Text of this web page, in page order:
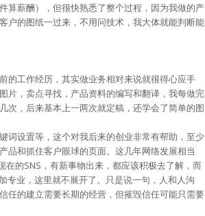
算薪酬），但很快熟悉了整个过程，因为我做的产
户的图纸一过来，不用问技术，我大体就能判断能
的工作经历，其实做业务相对来说就很得心应手
片，卖点寻找，产品资料的编写和翻译，我每做完
次，后来基本上一两次就定稿，还学会了简单的图
词设置等，这个对我后来的创业非常有帮助，至少
品和抓住客户眼球的页面。这几年网络发展相当
的SNS，有新事物出来，都应该积极去了解，而
专业，这里就不展开了。只是说一句，人和人沟
任的建立需要长期的经营，但摧毁信任可能只需要